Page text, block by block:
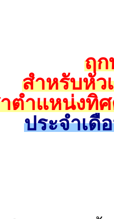
ฤก
สำหรับหัว
ตำแหน่งทิ
ประจำเดื